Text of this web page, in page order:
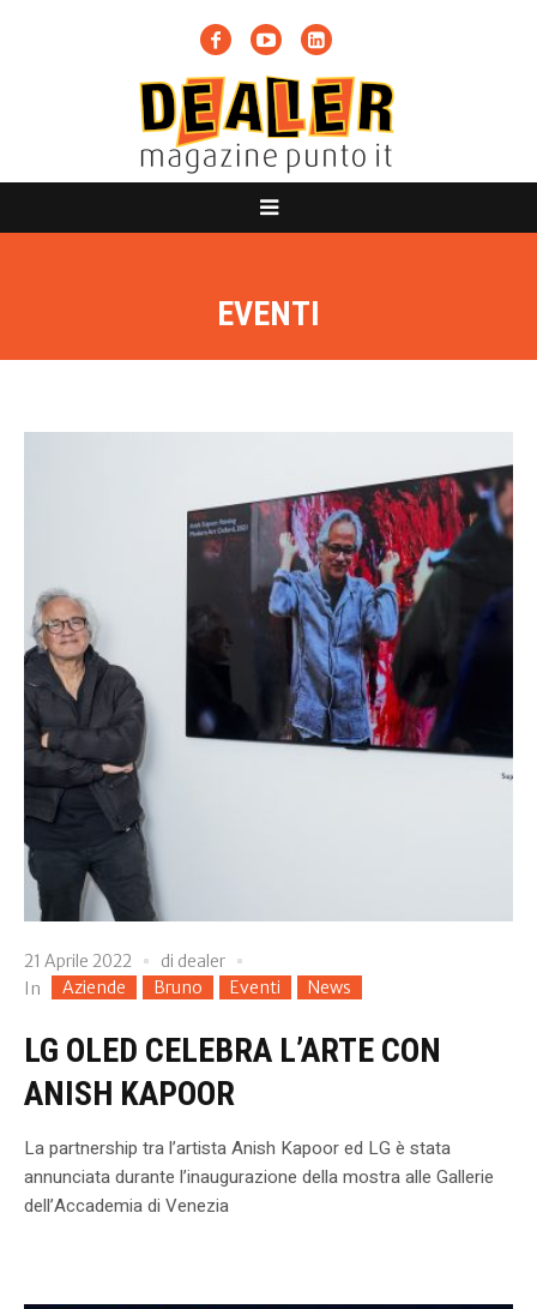
EVENTI
21 Aprile 2022 di dealer
In
Aziende Bruno Eventi News
LG OLED CELEBRA L’ARTE CON
ANISH KAPOOR
La partnership tra l’artista Anish Kapoor ed LG è stata
annunciata durante l’inaugurazione della mostra alle Gallerie
dell’Accademia di Venezia